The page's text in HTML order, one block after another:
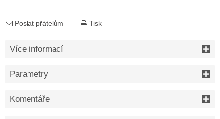
Poslat přátelům Tisk
Více informací
Parametry
Komentáře